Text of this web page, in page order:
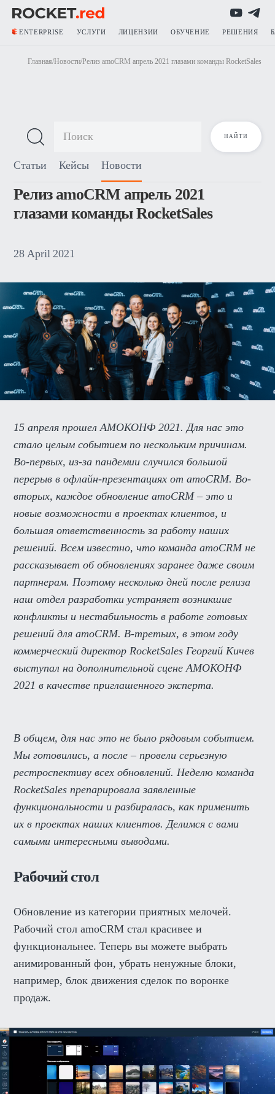
ENTERPRISE УСЛУГИ ЛИЦЕНЗИИ ОБУЧЕНИЕ РЕШЕНИЯ
Блог о продажах
Статьи Кейсы Новости
Релиз amoCRM апрель 2021
глазами команды RocketSales
28 April 2021
15 апреля прошел АМОКОНФ 2021. Для нас это
стало целым событием по нескольким причинам.
Во-первых, из-за пандемии случился большой
перерыв в офлайн-презентациях от amoCRM. Во-
вторых, каждое обновление amoCRM – это и
новые возможности в проектах клиентов, и
большая ответственность за работу наших
решений. Всем известно, что команда amoCRM не
рассказывает об обновлениях заранее даже своим
партнерам. Поэтому несколько дней после релиза
наш отдел разработки устраняет возникшие
конфликты и нестабильность в работе готовых
решений для amoCRM. В-третьих, в этом году
коммерческий директор RocketSales Георгий Кичев
выступал на дополнительной сцене АМОКОНФ
2021 в качестве приглашенного эксперта.
В общем, для нас это не было рядовым событием.
Мы готовились, а после – провели серьезную
рестроспективу всех обновлений. Неделю команда
RocketSales препарировала заявленные
функциональности и разбиралась, как применить
их в проектах наших клиентов. Делимся с вами
самыми интересными выводами.
Рабочий стол
Обновление из категории приятных мелочей.
Рабочий стол amoCRM стал красивее и
функциональнее. Теперь вы можете выбрать
анимированный фон, убрать ненужные блоки,
например, блок движения сделок по воронке
продаж.
Главная/Новости/Релиз amoCRM апрель 2021 глазами команды RocketSales